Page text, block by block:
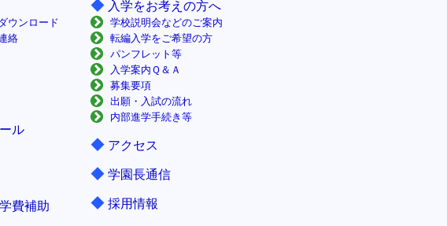
ウンロード
絡
ル
費補助
◆ 入学をお考えの方へ
学校説明会などのご案内
転編入学をご希望の方
パンフレット等
入学案内Ｑ＆Ａ
募集要項
出願・入試の流れ
内部進学手続き等
◆ アクセス
◆ 学園長通信
◆ 採用情報